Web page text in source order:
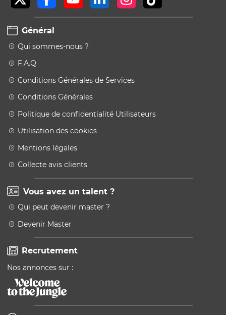
Général
Qui sommes-nous ?
F.A.Q
Conditions Générales de Services
Conditions Générales
Politique de confidentialité Utilisateurs
Utilisation des cookies
Mentions légales
Collecte avis clients
Vous avez un talent ?
Qui peut devenir master ?
Devenir Master
Recrutement
Nos annonces sur :